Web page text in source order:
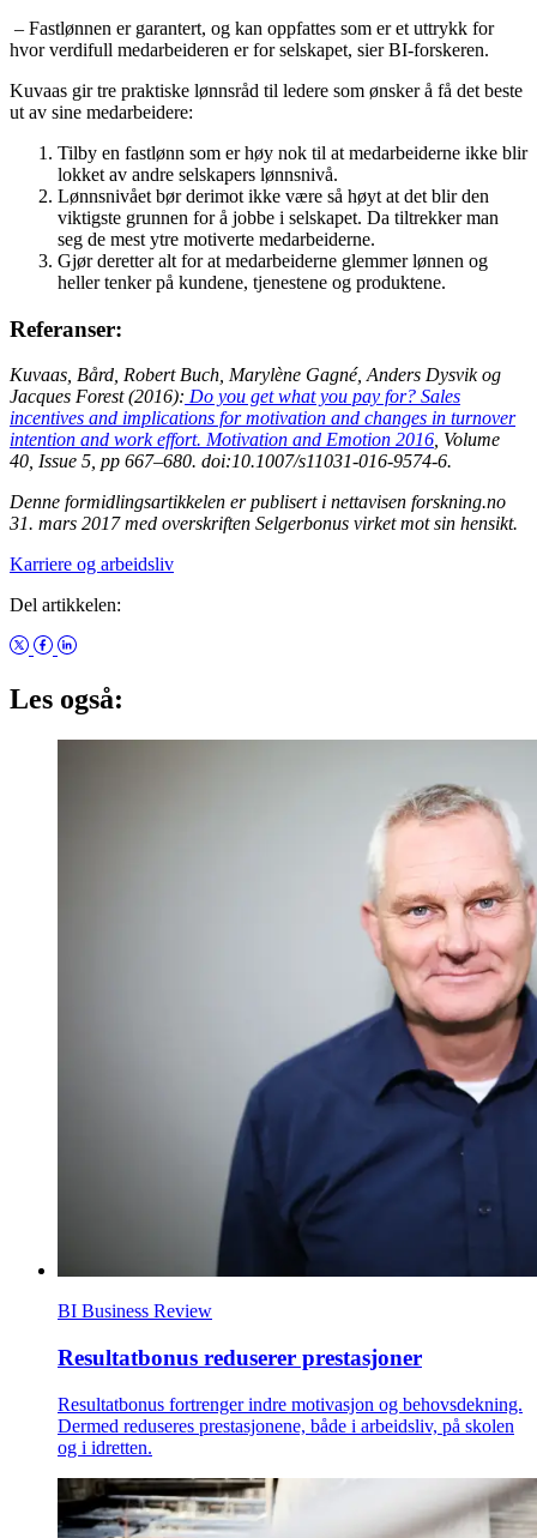
– Fastlønnen er garantert, og kan oppfattes som er et uttrykk for
hvor verdifull medarbeideren er for selskapet, sier BI-forskeren.
Kuvaas gir tre praktiske lønnsråd til ledere som ønsker å få det beste
ut av sine medarbeidere:
Tilby en fastlønn som er høy nok til at medarbeiderne ikke blir
lokket av andre selskapers lønnsnivå.
Lønnsnivået bør derimot ikke være så høyt at det blir den
viktigste grunnen for å jobbe i selskapet. Da tiltrekker man
seg de mest ytre motiverte medarbeiderne.
Gjør deretter alt for at medarbeiderne glemmer lønnen og
heller tenker på kundene, tjenestene og produktene.
Referanser:
Kuvaas, Bård, Robert Buch, Marylène Gagné, Anders Dysvik og
Jacques Forest (2016): Do you get what you pay for? Sales
incentives and implications for motivation and changes in turnover
intention and work effort. Motivation and Emotion 2016, Volume
40, Issue 5, pp 667–680. doi:10.1007/s11031-016-9574-6.
Denne formidlingsartikkelen er publisert i nettavisen forskning.no
31. mars 2017 med overskriften Selgerbonus virket mot sin hensikt.
Karriere og arbeidsliv
Del artikkelen:
Les også:
BI Business Review
Resultatbonus reduserer prestasjoner
Resultatbonus fortrenger indre motivasjon og behovsdekning.
Dermed reduseres prestasjonene, både i arbeidsliv, på skolen
og i idretten.